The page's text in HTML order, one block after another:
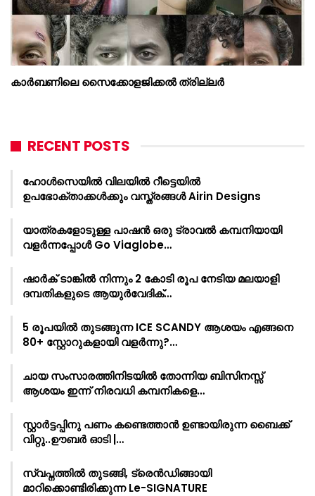
കാർബണിലെ സൈക്കോളജിക്കൽ ത്രില്ലർ
RECENT POSTS
ഹോൾസെയിൽ വിലയിൽ റീട്ടെയിൽ
ഉപഭോക്താക്കൾക്കും വസ്ത്രങ്ങൾ Airin Designs
യാത്രകളോടുള്ള പാഷൻ ഒരു ട്രാവൽ കമ്പനിയായി
വളർന്നപ്പോൾ Go Viaglobe…
ഷാർക്‌ ടാങ്കിൽ നിന്നും 2 കോടി രൂപ നേടിയ മലയാളി
ദമ്പതികളുടെ ആയുർവേദിക്…
5 രൂപയിൽ തുടങ്ങുന്ന ICE SCANDY ആശയം എങ്ങനെ
80+ സ്റ്റോറുകളായി വളർന്നു?…
ചായ സംസാരത്തിനിടയിൽ തോന്നിയ ബിസിനസ്സ്
ആശയം ഇന്ന് നിരവധി കമ്പനികളെ…
സ്റ്റാർട്ടപ്പിനു പണം കണ്ടെത്താൻ ഉണ്ടായിരുന്ന ബൈക്ക്
വിറ്റു..ഊബർ ഓടി |…
സ്വപ്നത്തിൽ തുടങ്ങി, ട്രെൻഡിങ്ങായി
മാറിക്കൊണ്ടിരിക്കുന്ന Le-SIGNATURE